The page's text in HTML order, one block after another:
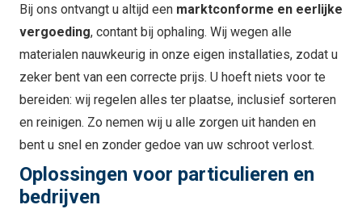
Bij ons ontvangt u altijd een marktconforme en eerlijke
vergoeding, contant bij ophaling. Wij wegen alle
materialen nauwkeurig in onze eigen installaties, zodat u
zeker bent van een correcte prijs. U hoeft niets voor te
bereiden: wij regelen alles ter plaatse, inclusief sorteren
en reinigen. Zo nemen wij u alle zorgen uit handen en
bent u snel en zonder gedoe van uw schroot verlost.
Oplossingen voor particulieren en
bedrijven